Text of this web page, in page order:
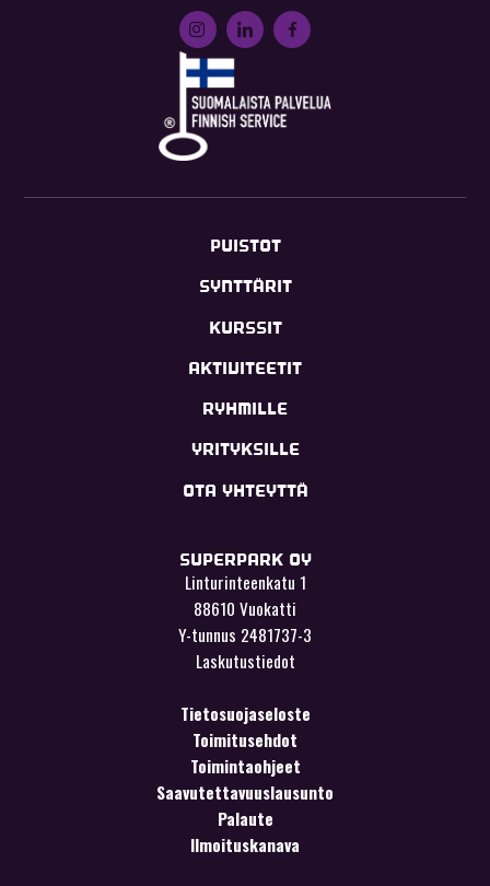
PUISTOT
SYNTTÄRIT
KURSSIT
AKTIVITEETIT
RYHMILLE
YRITYKSILLE
OTA YHTEYTTÄ
SUPERPARK OY
Linturinteenkatu 1
88610 Vuokatti
Y-tunnus 2481737-3
Laskutustiedot
Tietosuojaseloste
Toimitusehdot
Toimintaohjeet
Saavutettavuuslausunto
Palaute
Ilmoituskanava